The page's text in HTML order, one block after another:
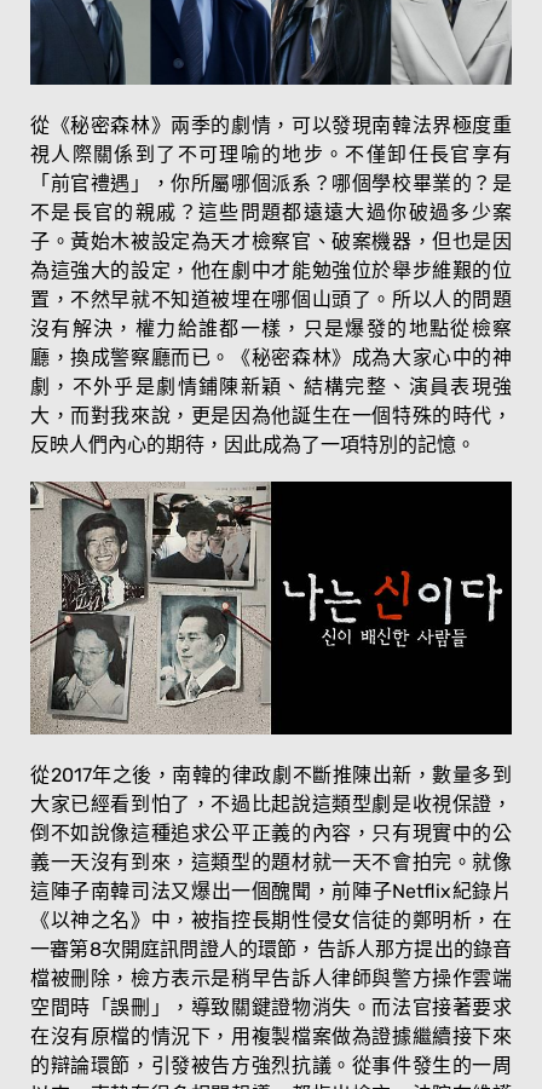
從《秘密森林》兩季的劇情，可以發現南韓法界極度重
視人際關係到了不可理喻的地步。不僅卸任長官享有
「前官禮遇」，你所屬哪個派系？哪個學校畢業的？是
不是長官的親戚？這些問題都遠遠大過你破過多少案
子。黃始木被設定為天才檢察官、破案機器，但也是因
為這強大的設定，他在劇中才能勉強位於舉步維艱的位
置，不然早就不知道被埋在哪個山頭了。所以人的問題
沒有解決，權力給誰都一樣，只是爆發的地點從檢察
廳，換成警察廳而已。《秘密森林》成為大家心中的神
劇，不外乎是劇情鋪陳新穎、結構完整、演員表現強
大，而對我來說，更是因為他誕生在一個特殊的時代，
反映人們內心的期待，因此成為了一項特別的記憶。
從2017年之後，南韓的律政劇不斷推陳出新，數量多到
大家已經看到怕了，不過比起說這類型劇是收視保證，
倒不如說像這種追求公平正義的內容，只有現實中的公
義一天沒有到來，這類型的題材就一天不會拍完。就像
這陣子南韓司法又爆出一個醜聞，前陣子Netflix紀錄片
《以神之名》中，被指控長期性侵女信徒的鄭明析，在
一審第8次開庭訊問證人的環節，告訴人那方提出的錄音
檔被刪除，檢方表示是稍早告訴人律師與警方操作雲端
空間時「誤刪」，導致關鍵證物消失。而法官接著要求
在沒有原檔的情況下，用複製檔案做為證據繼續接下來
的辯論環節，引發被告方強烈抗議。從事件發生的一周